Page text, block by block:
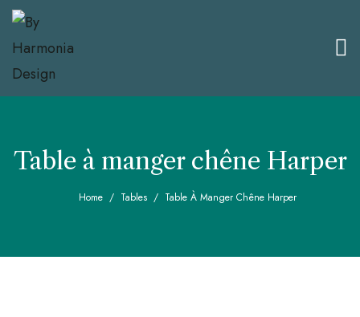
Table à manger chêne Harper
Home Tables Table À Manger Chêne Harper